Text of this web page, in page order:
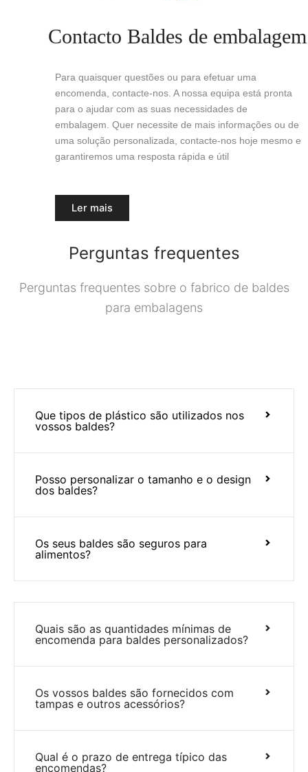
Contacto Baldes de embalagem
Para quaisquer questões ou para efetuar uma
encomenda, contacte-nos. A nossa equipa está pronta
para o ajudar com as suas necessidades de
embalagem. Quer necessite de mais informações ou de
uma solução personalizada, contacte-nos hoje mesmo e
garantiremos uma resposta rápida e útil
Ler mais
Perguntas frequentes
Perguntas frequentes sobre o fabrico de baldes
para embalagens
Que tipos de plástico são utilizados nos
vossos baldes?
Posso personalizar o tamanho e o design
dos baldes?
Os seus baldes são seguros para
alimentos?
Quais são as quantidades mínimas de
encomenda para baldes personalizados?
Os vossos baldes são fornecidos com
tampas e outros acessórios?
Qual é o prazo de entrega típico das
encomendas?